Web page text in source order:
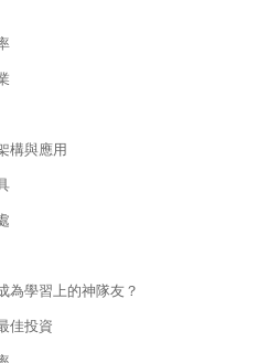
構與應用
為學習上的神隊友？
佳投資